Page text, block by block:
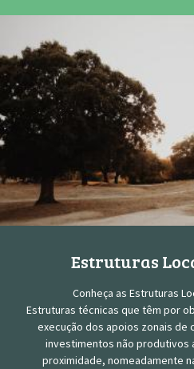
Estruturas
Conheça as Estruturas
Estruturas técnicas que têm por
execução dos apoios zonais de
investimentos não produtivos
proximidade, nomeadamente